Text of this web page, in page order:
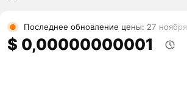
Последнее обновление цены: 27 ноября
$ 0,00000000001